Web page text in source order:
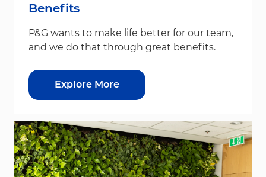
Benefits
P&G wants to make life better for our team,
and we do that through great benefits.
Explore More